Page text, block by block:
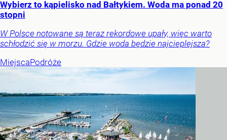
Wybierz to kąpielisko nad Bałtykiem. Woda ma ponad 20
stopni
W Polsce notowane są teraz rekordowe upały, więc warto
schłodzić się w morzu. Gdzie woda będzie najcieplejsza?
MiejscaPodróże